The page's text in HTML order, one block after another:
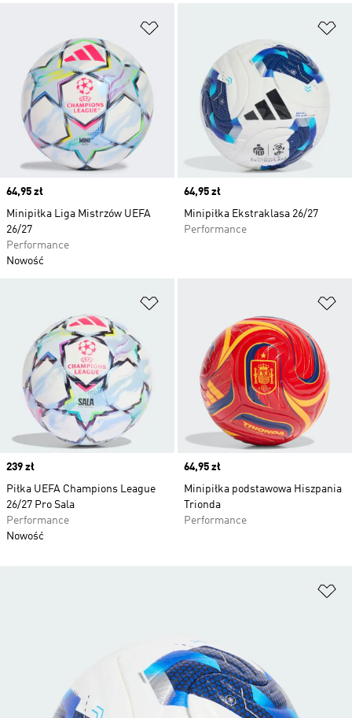
Price
64,95 zł
Minipiłka Liga Mistrzów UEFA
26/27
Performance
Nowość
Price
64,95 zł
Minipiłka Ekstraklasa 26/27
Performance
Price
239 zł
Piłka UEFA Champions League
26/27 Pro Sala
Performance
Nowość
Price
64,95 zł
Minipiłka podstawowa Hiszpania
Trionda
Performance